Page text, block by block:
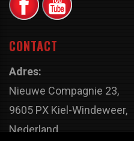
CONTACT
Adres:
Nieuwe Compagnie 23,
9605 PX Kiel-Windeweer,
Nederland